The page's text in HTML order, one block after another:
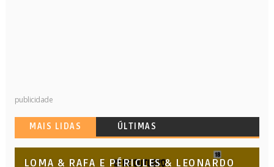
publicidade
MAIS LIDAS ÚLTIMAS
LOMA & RAFA E PÉRICLES & LEONARDO